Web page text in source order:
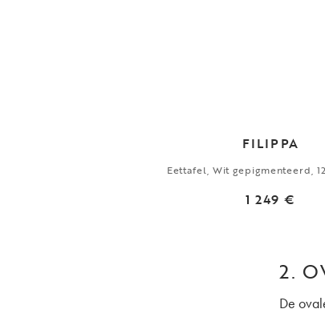
FILIPPA
Eettafel, Wit gepigmenteerd,
1 249 €
2.
De